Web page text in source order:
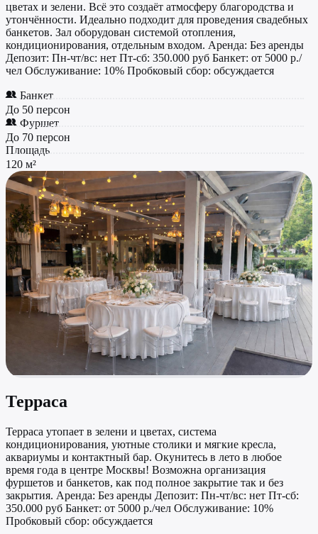
цветах и зелени. Всё это создаёт атмосферу благородства и
утончённости. Идеально подходит для проведения свадебных
банкетов. Зал оборудован системой отопления,
кондиционирования, отдельным входом. Аренда: Без аренды
Депозит: Пн-чт/вс: нет Пт-сб: 350.000 руб Банкет: от 5000 р./
чел Обслуживание: 10% Пробковый сбор: обсуждается
Банкет
До 50 персон
Фуршет
До 70 персон
Площадь
120 м²
Терраса
Терраса утопает в зелени и цветах, система
кондиционирования, уютные столики и мягкие кресла,
аквариумы и контактный бар. Окунитесь в лето в любое
время года в центре Москвы! Возможна организация
фуршетов и банкетов, как под полное закрытие так и без
закрытия. Аренда: Без аренды Депозит: Пн-чт/вс: нет Пт-сб:
350.000 руб Банкет: от 5000 р./чел Обслуживание: 10%
Пробковый сбор: обсуждается